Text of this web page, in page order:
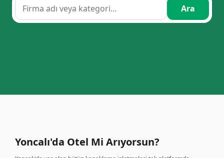
Ara
Yoncalı'da Otel Mi Arıyorsun?